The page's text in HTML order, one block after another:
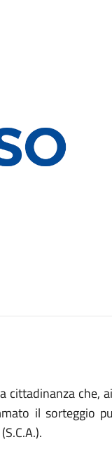
cittadinanza che,
il sorteggio